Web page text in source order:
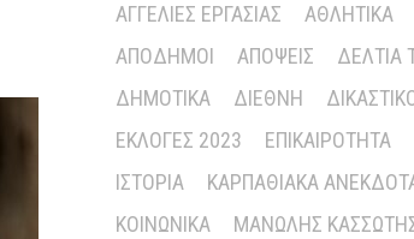
ΑΓΓΕΛΊΕΣ ΕΡΓΑΣΊΑΣ
ΑΘΛΗΤΙΚΆ
ΑΠΌΔΗΜΟΙ
ΑΠΌΨΕΙΣ
ΔΕΛΤΊΑ
ΔΗΜΟΤΙΚΆ
ΔΙΕΘΝΉ
ΕΚΛΟΓΈΣ 2023
ΕΠΙΚΑΙΡΌΤΗΤΑ
ΙΣΤΟΡΊΑ
ΚΑΡΠΑΘΙΑΚΆ
ΚΟΙΝΩΝΙΚΆ
ΜΑΝΏΛΗΣ